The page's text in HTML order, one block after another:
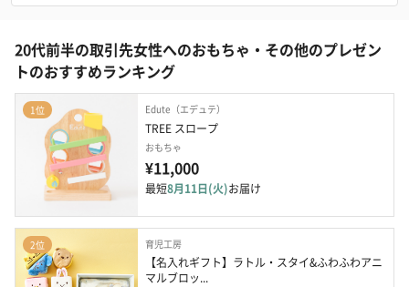
20代前半の取引先女性へのおもちゃ・その他のプレゼン
トのおすすめランキング
1位 Edute（エデュテ）
TREE スロープ
おもちゃ
¥11,000
最短8月11日(火)お届け
2位 育児工房
【名入れギフト】ラトル・スタイ&ふわふわアニ
マルブロッ...